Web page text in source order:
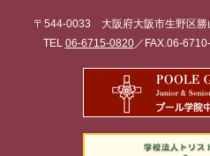
〒544-0033 大阪府大阪市生野区
TEL 06-6715-0820／FAX.06-